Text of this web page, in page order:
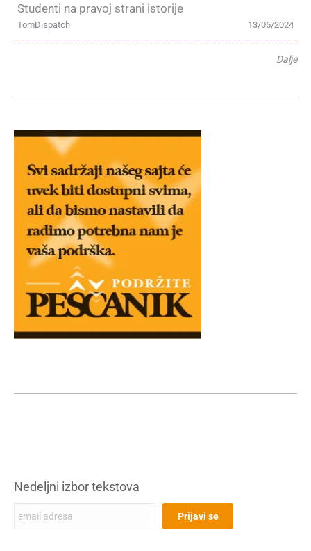
Studenti na pravoj strani istorije
13/05/2024
TomDispatch
Dalje
Nedeljni izbor tekstova